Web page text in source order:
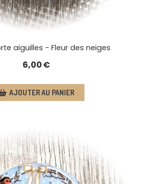
aiguilles - Fleur des neiges
6,00€
AJOUTER AU PANIER